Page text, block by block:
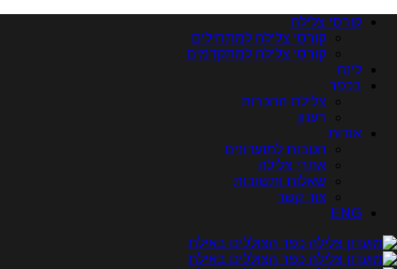
קורסי צלילה
קורסי צלילה למתחילים
קורסי צלילה למתקדמים
לינה
בכפר
צלילת ההכרות
רענון
אודות
הטבות למועדונים
אתרי צלילה
שאלות ותשובות
צור קשר
ENG